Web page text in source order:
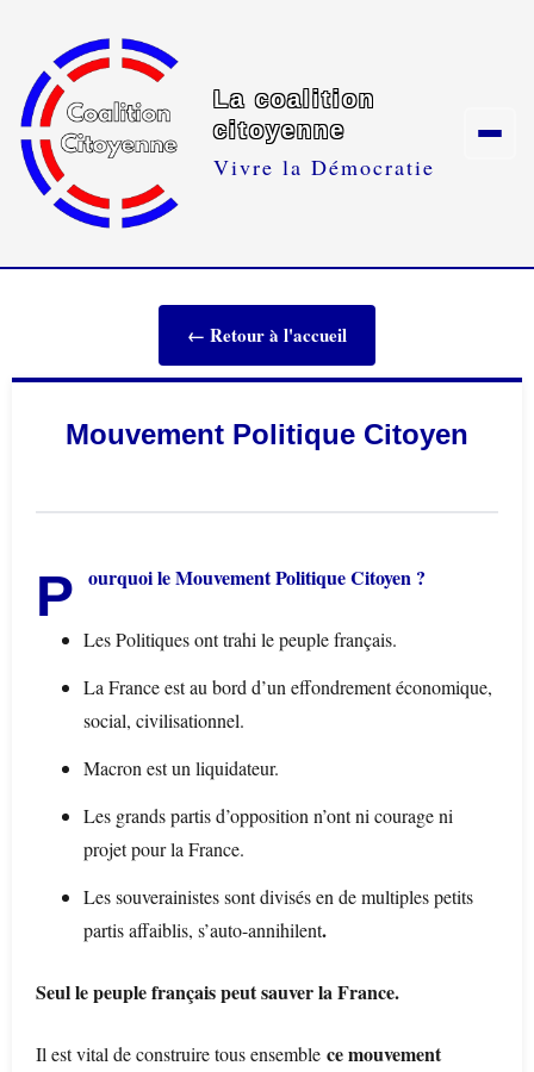
La coalition
citoyenne
Vivre la Démocratie
← Retour à l'accueil
Mouvement Politique Citoyen
Pourquoi le Mouvement Politique Citoyen ?
Les Politiques ont trahi le peuple français.
La France est au bord d’un effondrement économique,
social, civilisationnel.
Macron est un liquidateur.
Les grands partis d’opposition n’ont ni courage ni
projet pour la France.
Les souverainistes sont divisés en de multiples petits
partis affaiblis, s’auto-annihilent.
Seul le peuple français peut sauver la France.
Il est vital de construire tous ensemble ce mouvement